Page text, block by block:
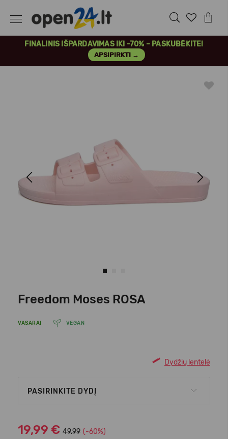
FINALINIS IŠPARDAVIMAS IKI -70% – PASKUBĖKITE!
APSIPIRKTI →
Previous Next
Freedom Moses ROSA
VASARAI VEGAN
Dydžių lentelė
PASIRINKITE DYDĮ
19,99 € 49.99 (-60%)